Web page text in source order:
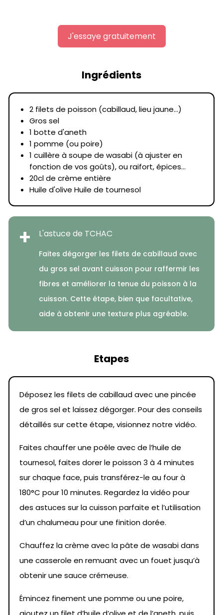
J'essaye gratuitement
Ingrédients
2 filets de poisson (cabillaud, lieu jaune...)
Gros sel
1 botte d'aneth
1 pomme (ou poire)
1 cuillère à soupe de wasabi (à ajuster en
fonction de vos goûts), ou raifort, épices...
20cl de crème entière
Huile d'olive Huile de tournesol
+ L'astuce de TCHAC
Faites dégorger les filets de cabillaud avec
du gros sel avant cuisson pour raffermir les
fibres et améliorer la tenue du poisson à la
cuisson. Cette étape, bien que facultative,
aide à obtenir une texture plus agréable.
Etapes
Déposez les filets de cabillaud avec une pincée
de gros sel et laissez dégorger. Pour des conseils
détaillés sur cette étape, visionnez notre vidéo.
Faites chauffer une poêle avec de l’huile de
tournesol, faites dorer le poisson 3 à 4 minutes
sur chaque face, puis transférez-le au four à
180°C pour 10 minutes. Regardez la vidéo pour
des astuces sur la cuisson parfaite et l’utilisation
d’un chalumeau pour une finition dorée.
Chauffez la crème avec la pâte de wasabi dans
une casserole en remuant avec un fouet jusqu’à
obtenir une sauce crémeuse.
Émincez finement une pomme ou une poire,